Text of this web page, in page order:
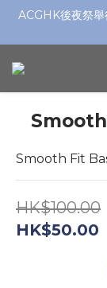
ACGHK後夜祭舉
Smooth
Smooth Fit
HK$100.00
HK$50.00